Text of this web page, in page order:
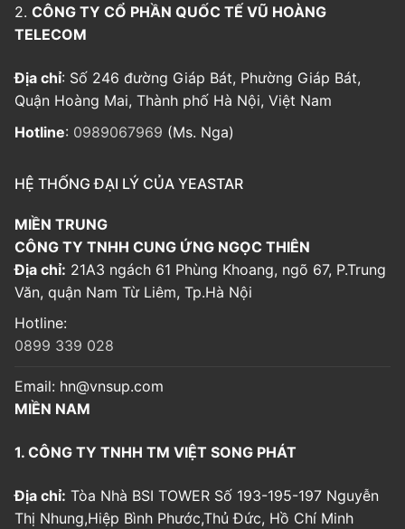
2. CÔNG TY CỔ PHẦN QUỐC TẾ VŨ HOÀNG
TELECOM
Địa chỉ: Số 246 đường Giáp Bát, Phường Giáp Bát,
Quận Hoàng Mai, Thành phố Hà Nội, Việt Nam
Hotline: 0989067969 (Ms. Nga)
HỆ THỐNG ĐẠI LÝ CỦA YEASTAR
MIỀN TRUNG
CÔNG TY TNHH CUNG ỨNG NGỌC THIÊN
Địa chỉ: 21A3 ngách 61 Phùng Khoang, ngõ 67, P.Trung
Văn, quận Nam Từ Liêm, Tp.Hà Nội
Hotline:
0899 339 028
Email: hn@vnsup.com
MIỀN NAM
1. CÔNG TY TNHH TM VIỆT SONG PHÁT
Địa chỉ: Tòa Nhà BSI TOWER Số 193-195-197 Nguyễn
Thị Nhung,Hiệp Bình Phước,Thủ Đức, Hồ Chí Minh